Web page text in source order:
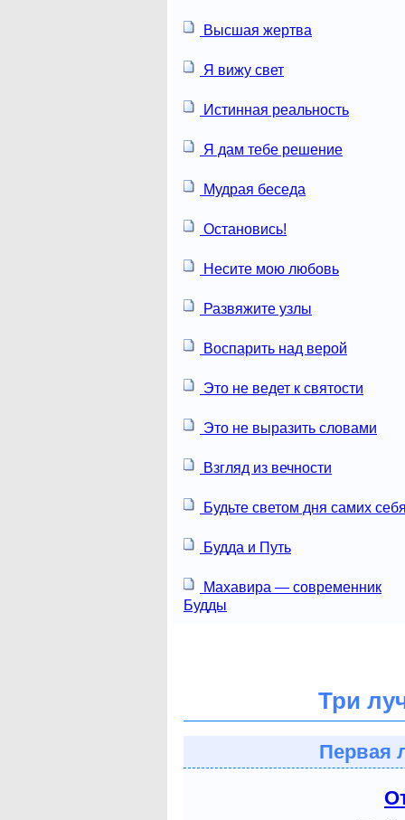
Высшая жертва
Я вижу свет
Истинная реальность
Я дам тебе решение
Мудрая беседа
Остановись!
Несите мою любовь
Развяжите узлы
Воспарить над верой
Это не ведет к святости
Это не выразить словами
Взгляд из вечности
Будьте светом дня самих
Будда и Путь
Махавира — современник
Будды
Три
Первая